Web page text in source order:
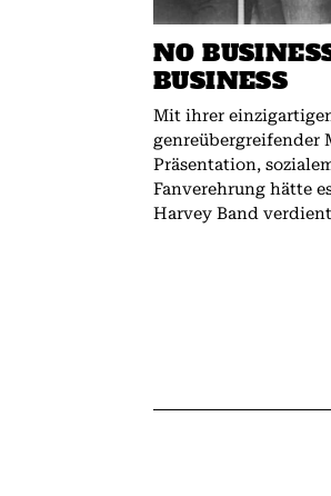
NO
BUSINESS
Mit ihrer
genreübergreifender
Präsentation,
Fanverehrung hätte
Harvey Band